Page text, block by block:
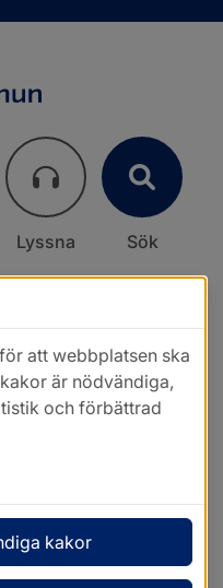
Lyssna Sök
att webbplatsen ska
är nödvändiga,
och förbättrad
kakor